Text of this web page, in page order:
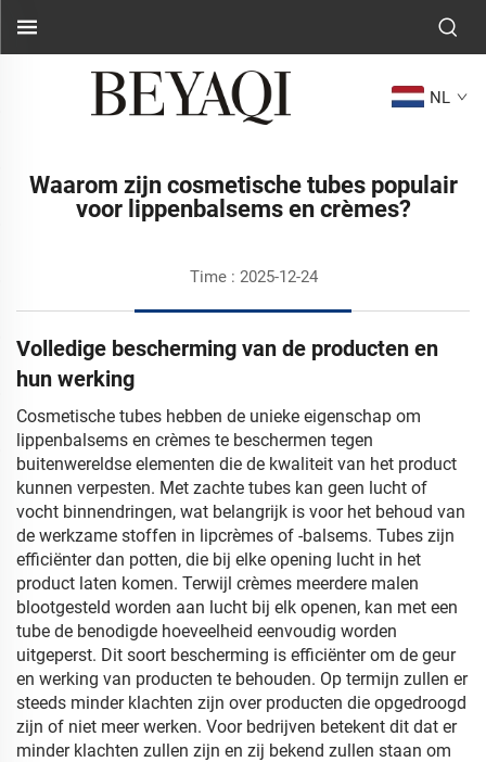
NL
Waarom zijn cosmetische tubes populair
voor lippenbalsems en crèmes?
Time : 2025-12-24
Volledige bescherming van de producten en
hun werking
Cosmetische tubes hebben de unieke eigenschap om
lippenbalsems en crèmes te beschermen tegen
buitenwereldse elementen die de kwaliteit van het product
kunnen verpesten. Met zachte tubes kan geen lucht of
vocht binnendringen, wat belangrijk is voor het behoud van
de werkzame stoffen in lipcrèmes of -balsems. Tubes zijn
efficiënter dan potten, die bij elke opening lucht in het
product laten komen. Terwijl crèmes meerdere malen
blootgesteld worden aan lucht bij elk openen, kan met een
tube de benodigde hoeveelheid eenvoudig worden
uitgeperst. Dit soort bescherming is efficiënter om de geur
en werking van producten te behouden. Op termijn zullen er
steeds minder klachten zijn over producten die opgedroogd
zijn of niet meer werken. Voor bedrijven betekent dit dat er
minder klachten zullen zijn en zij bekend zullen staan om